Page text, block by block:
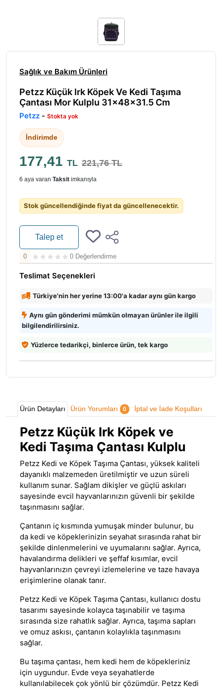
Sağlık ve Bakım Ürünleri
Petzz Küçük Irk Köpek Ve Kedi Taşıma
Çantası Mor Kulplu 31x48x31.5 Cm
Petzz - Stokta yok
İndirimde
177,41 TL 221,76 TL
6 aya varan Taksit imkanıyla
Stok güncellendiğinde fiyat da güncellenecektir.
Talep et
0 0 Değerlendirme
Teslimat Seçenekleri
Türkiye'nin her yerine 13:00'a kadar aynı gün kargo
Aynı gün gönderimi mümkün olmayan ürünler ile ilgili
bilgilendirilirsiniz.
Yüzlerce tedarikçi, binlerce ürün, tek kargo
Ürün Detayları Ürün Yorumları 0 İptal ve İade Koşulları
Petzz Küçük Irk Köpek ve
Kedi Taşıma Çantası Kulplu
Petzz Kedi ve Köpek Taşıma Çantası, yüksek kaliteli
dayanıklı malzemeden üretilmiştir ve uzun süreli
kullanım sunar. Sağlam dikişler ve güçlü askıları
sayesinde evcil hayvanlarınızın güvenli bir şekilde
taşınmasını sağlar.
Çantanın iç kısmında yumuşak minder bulunur, bu
da kedi ve köpeklerinizin seyahat sırasında rahat bir
şekilde dinlenmelerini ve uyumalarını sağlar. Ayrıca,
havalandırma delikleri ve şeffaf kısımlar, evcil
hayvanlarınızın çevreyi izlemelerine ve taze havaya
erişimlerine olanak tanır.
Petzz Kedi ve Köpek Taşıma Çantası, kullanıcı dostu
tasarımı sayesinde kolayca taşınabilir ve taşıma
sırasında size rahatlık sağlar. Ayrıca, taşıma sapları
ve omuz askısı, çantanın kolaylıkla taşınmasını
sağlar.
Bu taşıma çantası, hem kedi hem de köpekleriniz
için uygundur. Evde veya seyahatlerde
kullanılabilecek çok yönlü bir çözümdür. Petzz Kedi